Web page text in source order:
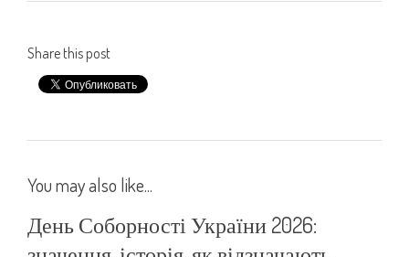
Share this post
You may also like...
День Соборності України 2026: